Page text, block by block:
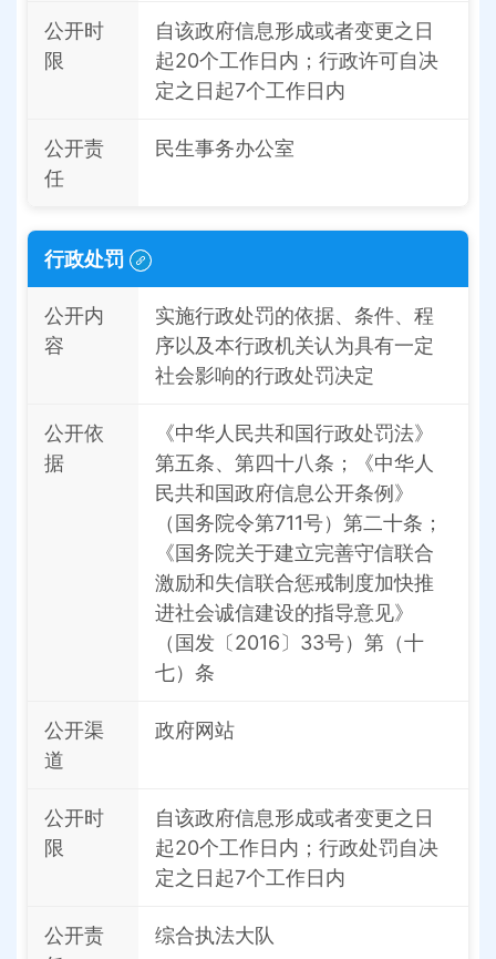
公开时
限
自该政府信息形成或者变更之日
起20个工作日内；行政许可自决
定之日起7个工作日内
公开责
任
民生事务办公室
行政处罚
公开内
容
实施行政处罚的依据、条件、程
序以及本行政机关认为具有一定
社会影响的行政处罚决定
公开依
据
《中华人民共和国行政处罚法》
第五条、第四十八条；《中华人
民共和国政府信息公开条例》
（国务院令第711号）第二十条；
《国务院关于建立完善守信联合
激励和失信联合惩戒制度加快推
进社会诚信建设的指导意见》
（国发〔2016〕33号）第（十
七）条
公开渠
道
政府网站
公开时
限
自该政府信息形成或者变更之日
起20个工作日内；行政处罚自决
定之日起7个工作日内
公开责
综合执法大队